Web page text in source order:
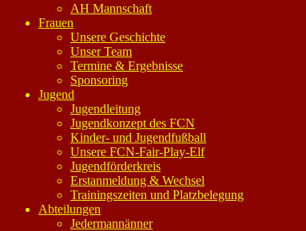
AH Mannschaft
Frauen
Unsere Geschichte
Unser Team
Termine & Ergebnisse
Sponsoring
Jugend
Jugendleitung
Jugendkonzept des FCN
Kinder- und Jugendfußball
Unsere FCN-Fair-Play-Elf
Jugendförderkreis
Erstanmeldung & Wechsel
Trainingszeiten und Platzbelegung
Abteilungen
Jedermannänner